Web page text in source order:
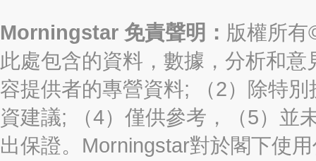
Morningstar 免責聲明： 版權所有
此處包含的資料，數據，分析和意
容提供者的專營資料; （2）除特
資建議; （4）僅供參考，（5）並
出保證。Morningstar對於閣下使